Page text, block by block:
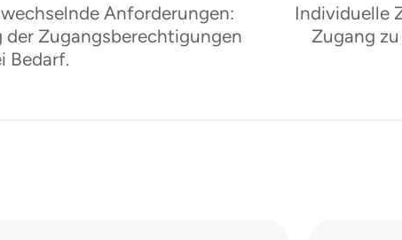
Anforderungen:
Zugangsberechtigungen
Bedarf.
Individuelle
Zugang